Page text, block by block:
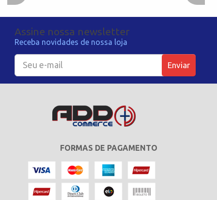
Assine nossa newsletter
Receba novidades de nossa loja
Enviar
FORMAS DE PAGAMENTO